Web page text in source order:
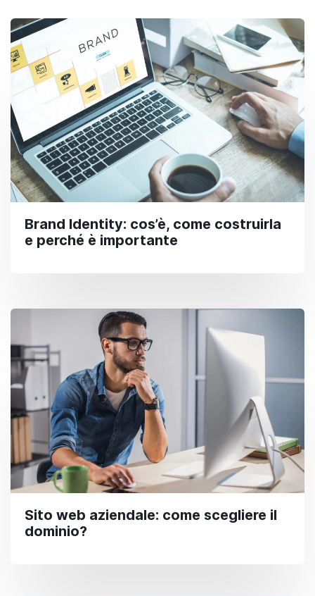
Brand Identity: cos’è, come costruirla
e perché è importante
Sito web aziendale: come scegliere il
dominio?